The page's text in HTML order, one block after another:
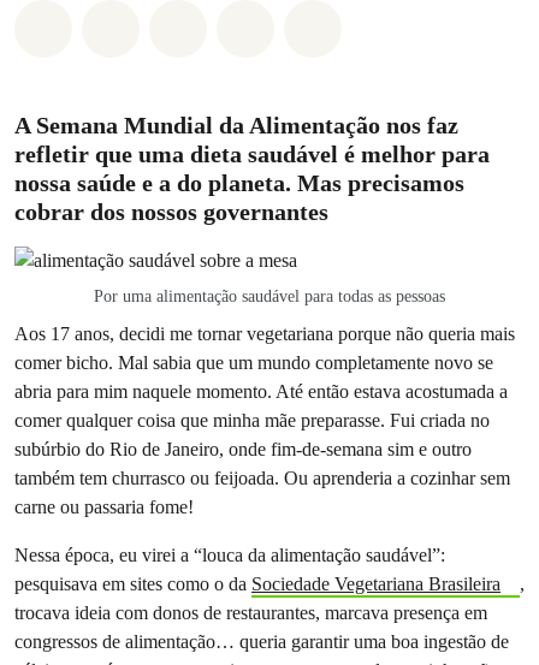
A Semana Mundial da Alimentação nos faz
refletir que uma dieta saudável é melhor para
nossa saúde e a do planeta. Mas precisamos
cobrar dos nossos governantes
Por uma alimentação saudável para todas as pessoas
Aos 17 anos, decidi me tornar vegetariana porque não queria mais
comer bicho. Mal sabia que um mundo completamente novo se
abria para mim naquele momento. Até então estava acostumada a
comer qualquer coisa que minha mãe preparasse. Fui criada no
subúrbio do Rio de Janeiro, onde fim-de-semana sim e outro
também tem churrasco ou feijoada. Ou aprenderia a cozinhar sem
carne ou passaria fome!
Nessa época, eu virei a “louca da alimentação saudável”:
pesquisava em sites como o da Sociedade Vegetariana Brasileira
,
trocava ideia com donos de restaurantes, marcava presença em
congressos de alimentação… queria garantir uma boa ingestão de